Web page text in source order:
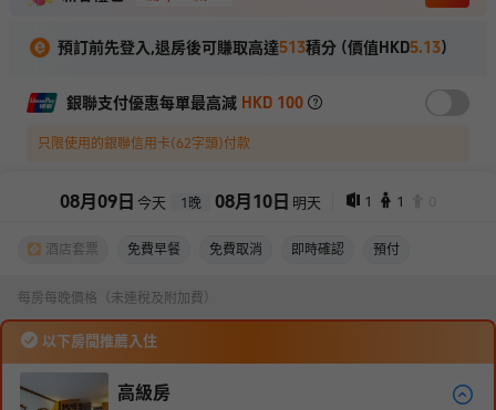
預訂前先登入,退房後可賺取高達513積分 (價值HKD5.13)
銀聯支付優惠每單最高減 HKD 100
只限使用的銀聯信用卡(62字頭)付款
08月 09 日 今天 1 晚 08月 10 日 明天 1 1
酒店套票 免費早餐 免費取消 即時確認 預付
每房每晚價格（未連稅及附加費）
以下房間推薦入住
高級房